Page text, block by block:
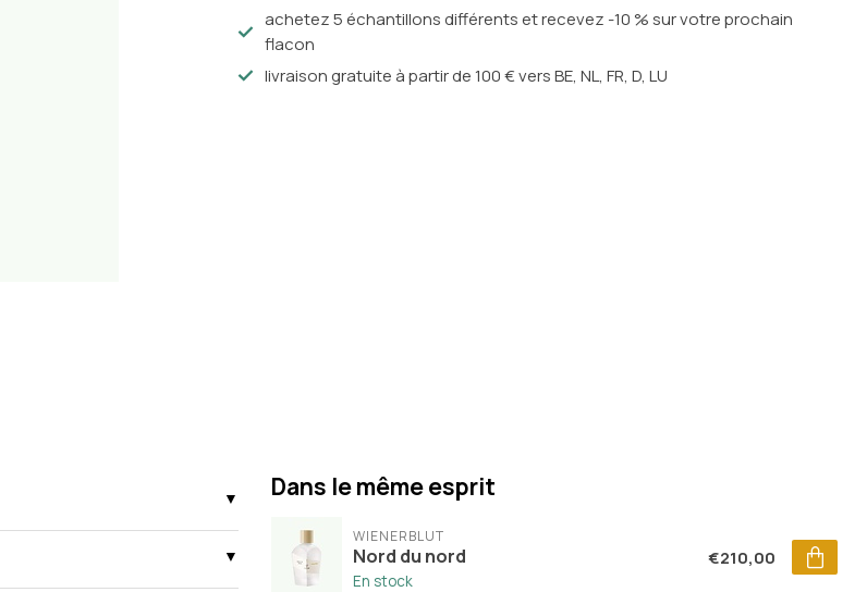
achetez 5 échantillons différents et recevez -10 % sur votre prochain
flacon
livraison gratuite à partir de 100 € vers BE, NL, FR, D, LU
Dans le même esprit
WIENERBLUT
Nord du nord
En stock
€210,00